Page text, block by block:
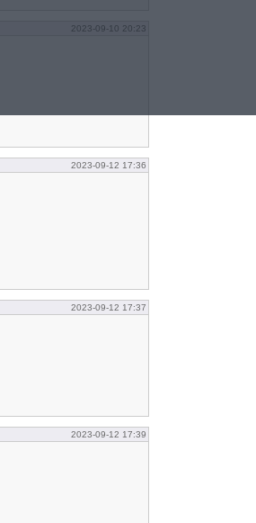
2023-09-10 20:23
2023-09-12 17:36
2023-09-12 17:37
2023-09-12 17:39